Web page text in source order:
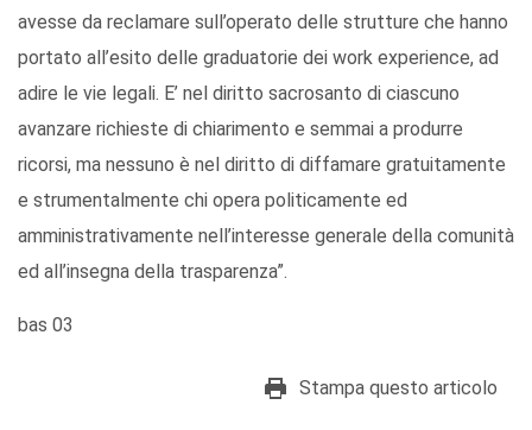
avesse da reclamare sull’operato delle strutture che hanno
portato all’esito delle graduatorie dei work experience, ad
adire le vie legali. E’ nel diritto sacrosanto di ciascuno
avanzare richieste di chiarimento e semmai a produrre
ricorsi, ma nessuno è nel diritto di diffamare gratuitamente
e strumentalmente chi opera politicamente ed
amministrativamente nell’interesse generale della comunità
ed all’insegna della trasparenza”.
bas 03
Stampa questo articolo